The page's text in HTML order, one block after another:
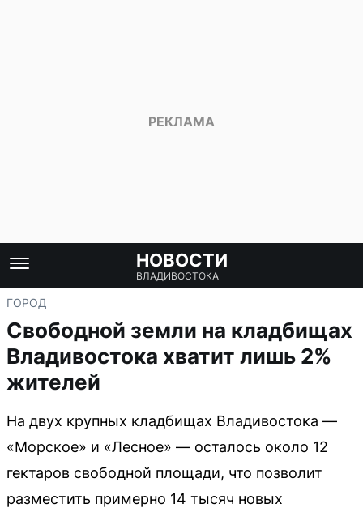
НОВОСТИ
ВЛАДИВОСТОКА
ГОРОД
Свободной земли на кладбищах
Владивостока хватит лишь 2%
жителей
На двух крупных кладбищах Владивостока —
«Морское» и «Лесное» — осталось около 12
гектаров свободной площади, что позволит
разместить примерно 14 тысяч новых